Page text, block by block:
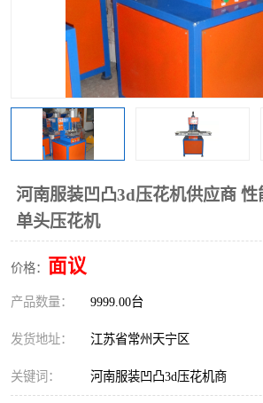
河南服装凹凸3d压花机供应商 性
单头压花机
价格： 面议
产品数量： 9999.00台
发货地址： 江苏省常州天宁区
关键词： 河南服装凹凸3d压花机商